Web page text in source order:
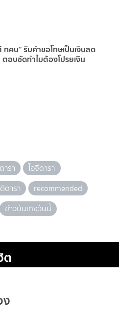
ทศน” รับคำขอโทษเป็นเงินสด
ตอบชัดทำไมต้องโปรยเงิน
ารา
ไอจีดารา
ดารา
recommended
ข่าวบันเทิงวันนี้
ต